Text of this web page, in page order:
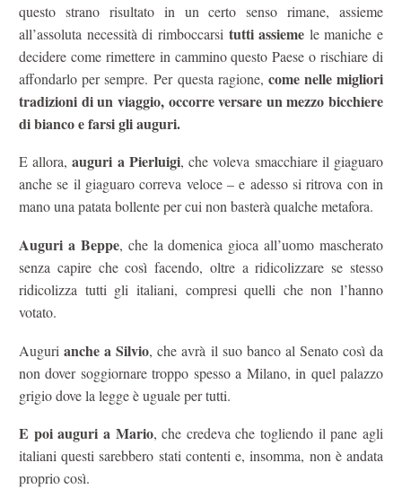
questo strano risultato in un certo senso rimane, assieme
all’assoluta necessità di rimboccarsi tutti assieme le maniche e
decidere come rimettere in cammino questo Paese o rischiare di
affondarlo per sempre. Per questa ragione, come nelle migliori
tradizioni di un viaggio, occorre versare un mezzo bicchiere
di bianco e farsi gli auguri.
E allora,auguri a Pierluigi, che voleva smacchiare il giaguaro
anche se il giaguaro correva veloce – e adesso si ritrova con in
mano una patata bollente per cui non basterà qualche metafora.
Auguri a Beppe, che la domenica gioca all’uomo mascherato
senza capire che così facendo, oltre a ridicolizzare se stesso
ridicolizza tutti gli italiani, compresi quelli che non l’hanno
votato.
Augurianche a Silvio, che avrà il suo banco al Senato così da
non dover soggiornare troppo spesso a Milano, in quel palazzo
grigio dove la legge è uguale per tutti.
E poi auguri a Mario, che credeva che togliendo il pane agli
italiani questi sarebbero stati contenti e, insomma, non è andata
proprio così.